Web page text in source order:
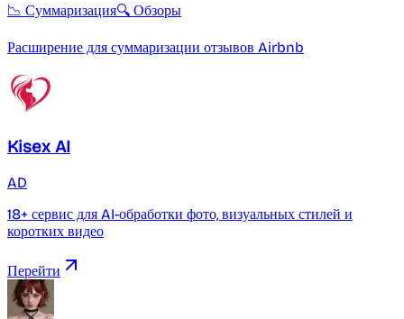
📉 Суммаризация🔍 Обзоры
Расширение для суммаризации отзывов Airbnb
Kisex AI
AD
18+ сервис для AI-обработки фото, визуальных стилей и
коротких видео
Перейти